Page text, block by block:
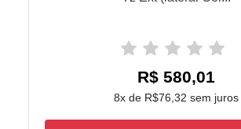
R$ 580,01
8x de R$76,32 sem juros